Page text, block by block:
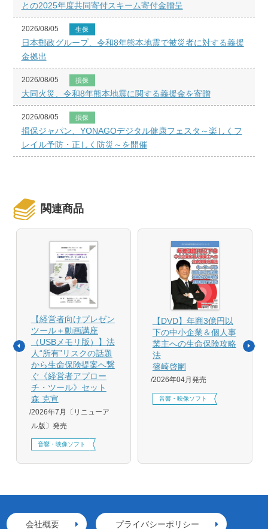
との2025年度共同寄付スキーム寄付金贈呈
2026/08/05 生保
日本郵政グループ、令和8年熊本地震で被災者に対する義援
金拠出
2026/08/05 損保
大同火災、令和8年熊本地震に関する義援金を寄贈
2026/08/05 損保
損保ジャパン、YONAGOデジタル健康フェスタ～楽しくフ
レイル予防・正しく防災～を開催
関連商品
【経営者向けプレゼン
ツール＋動画講座
（USBメモリ版）】法
人“所有”リスクの話題
から生命保険提案へ繋
ぐ《経営者アプロー
チ・ツール》セット
森 克宣
2026年7月〔リニューア
ル版〕発売
音響・映像ソフト
【DVD】年商3億円以
下の中小企業＆個人事
業主への生命保険攻略
法
篠崎啓嗣
2026年04月発売
音響・映像ソフト
会社概要 プライバシーポリシー